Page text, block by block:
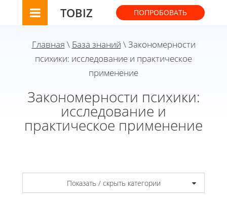
TOBIZ ПОПРОБОВАТЬ
Главная \ База знаний \ Закономерности
психики: исследование и практическое
применение
Закономерности психики:
исследование и
практическое применение
Показать / скрыть категории